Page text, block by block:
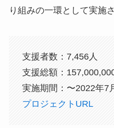
り組みの一環として実施
支援者数：7,456人
支援総額：
実施期間：〜2022年7
プロジェクトURL